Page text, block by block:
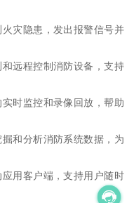
灾隐患，发出报警信号并
远程控制消防设备，支持
时监控和录像回放，帮助
和分析消防系统数据，为
用客户端，支持用户随时